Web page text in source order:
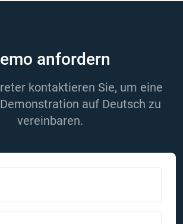
anfordern
kontaktieren Sie, um eine
auf Deutsch zu
vereinbaren.